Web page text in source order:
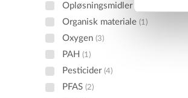
Opløsningsmidler
Organisk materiale(1)
Oxygen(3)
PAH(1)
Pesticider(4)
PFAS(2)